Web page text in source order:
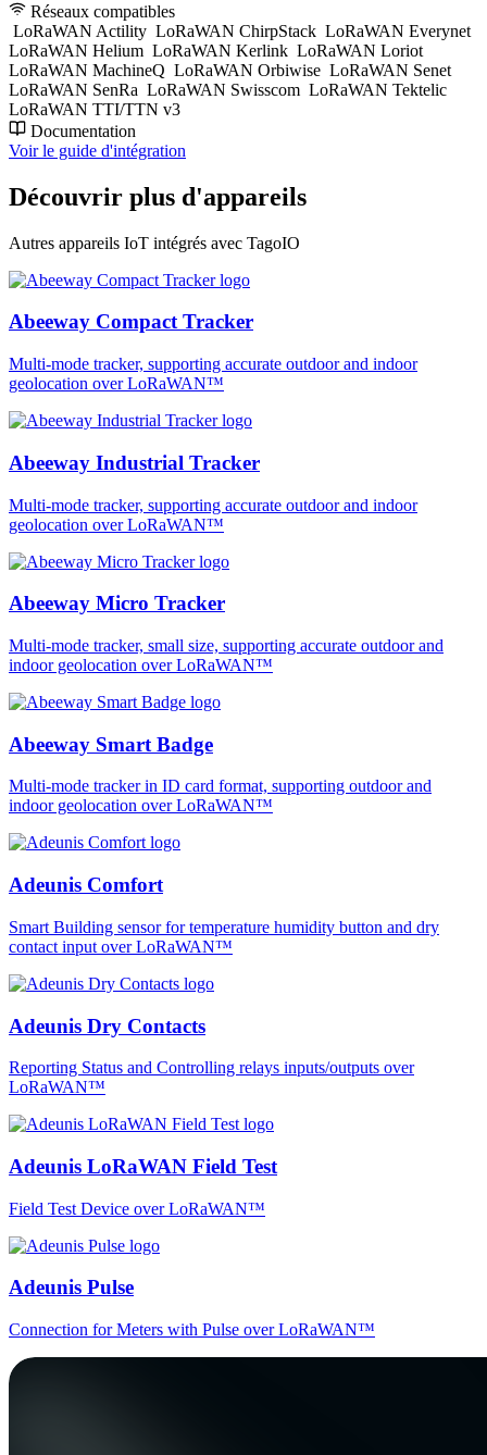
Réseaux compatibles
LoRaWAN Actility LoRaWAN ChirpStack LoRaWAN Everynet
LoRaWAN Helium LoRaWAN Kerlink LoRaWAN Loriot
LoRaWAN MachineQ LoRaWAN Orbiwise LoRaWAN Senet
LoRaWAN SenRa LoRaWAN Swisscom LoRaWAN Tektelic
LoRaWAN TTI/TTN v3
Documentation
Voir le guide d'intégration
Découvrir plus d'appareils
Autres appareils IoT intégrés avec TagoIO
Abeeway Compact Tracker
Multi-mode tracker, supporting accurate outdoor and indoor
geolocation over LoRaWAN™
Abeeway Industrial Tracker
Multi-mode tracker, supporting accurate outdoor and indoor
geolocation over LoRaWAN™
Abeeway Micro Tracker
Multi-mode tracker, small size, supporting accurate outdoor and
indoor geolocation over LoRaWAN™
Abeeway Smart Badge
Multi-mode tracker in ID card format, supporting outdoor and
indoor geolocation over LoRaWAN™
Adeunis Comfort
Smart Building sensor for temperature humidity button and dry
contact input over LoRaWAN™
Adeunis Dry Contacts
Reporting Status and Controlling relays inputs/outputs over
LoRaWAN™
Adeunis LoRaWAN Field Test
Field Test Device over LoRaWAN™
Adeunis Pulse
Connection for Meters with Pulse over LoRaWAN™